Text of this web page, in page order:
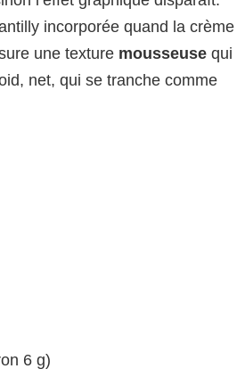
incorporée quand la crème
une texture mousseuse qui
net, qui se tranche comme
6 g)